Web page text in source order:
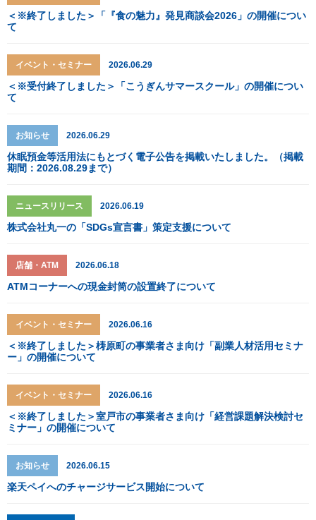
＜※終了しました＞「『食の魅力』発見商談会2026」の開催につい
て
イベント・セミナー 2026.06.29
＜※受付終了しました＞「こうぎんサマースクール」の開催につい
て
お知らせ 2026.06.29
休眠預金等活用法にもとづく電子公告を掲載いたしました。（掲載
期間：2026.08.29まで）
ニュースリリース 2026.06.19
株式会社丸一の「SDGs宣言書」策定支援について
店舗・ATM 2026.06.18
ATMコーナーへの現金封筒の設置終了について
イベント・セミナー 2026.06.16
＜※終了しました＞梼原町の事業者さま向け「副業人材活用セミナ
ー」の開催について
イベント・セミナー 2026.06.16
＜※終了しました＞室戸市の事業者さま向け「経営課題解決検討セ
ミナー」の開催について
お知らせ 2026.06.15
楽天ペイへのチャージサービス開始について